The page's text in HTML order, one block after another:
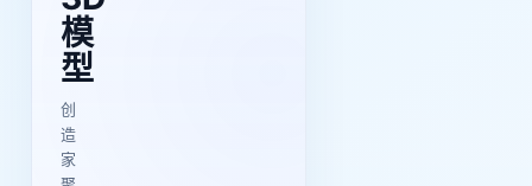
模
型
创
造
家